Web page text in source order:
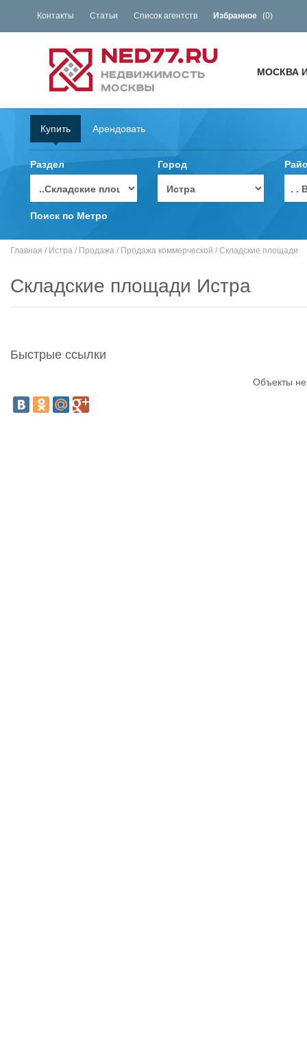
Контакты Статьи Список агентств Избранное (0)
МОСКВА
Купить Арендовать
Раздел Город
. .
Поиск по Метро
Главная / Истра / Продажа / Продажа коммерческой / Складские площади
Складские площади Истра
Быстрые ссылки
Объекты